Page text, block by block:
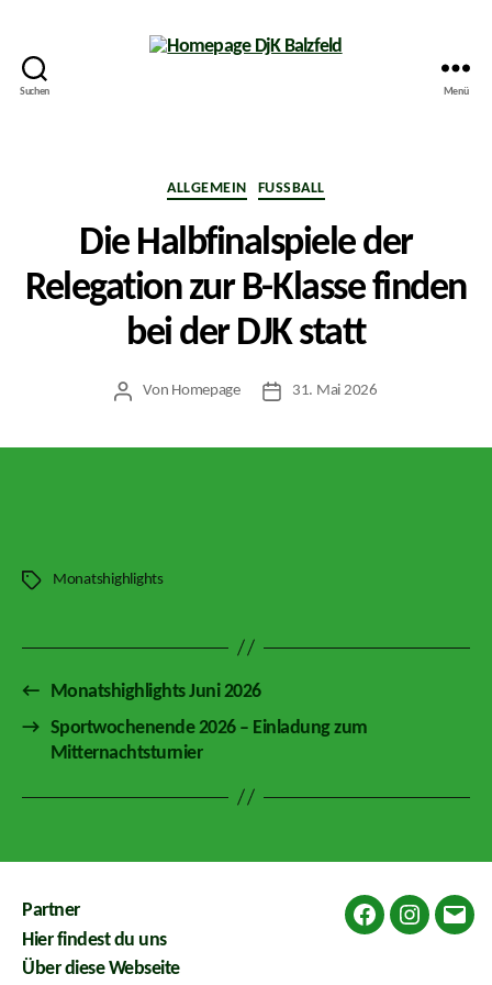
Suchen Menü
Kategorien
ALLGEMEIN FUSSBALL
Die Halbfinalspiele der
Relegation zur B-Klasse finden
bei der DJK statt
Beitragsautor
Von Homepage Veröffentlichungsdatum
31. Mai 2026
Schlagwörter
Monatshighlights
←
Monatshighlights Juni 2026
→ Sportwochenende 2026 – Einladung zum
Mitternachtsturnier
Partner
Hier findest du uns
Über diese Webseite
FacebookInstagram
E-